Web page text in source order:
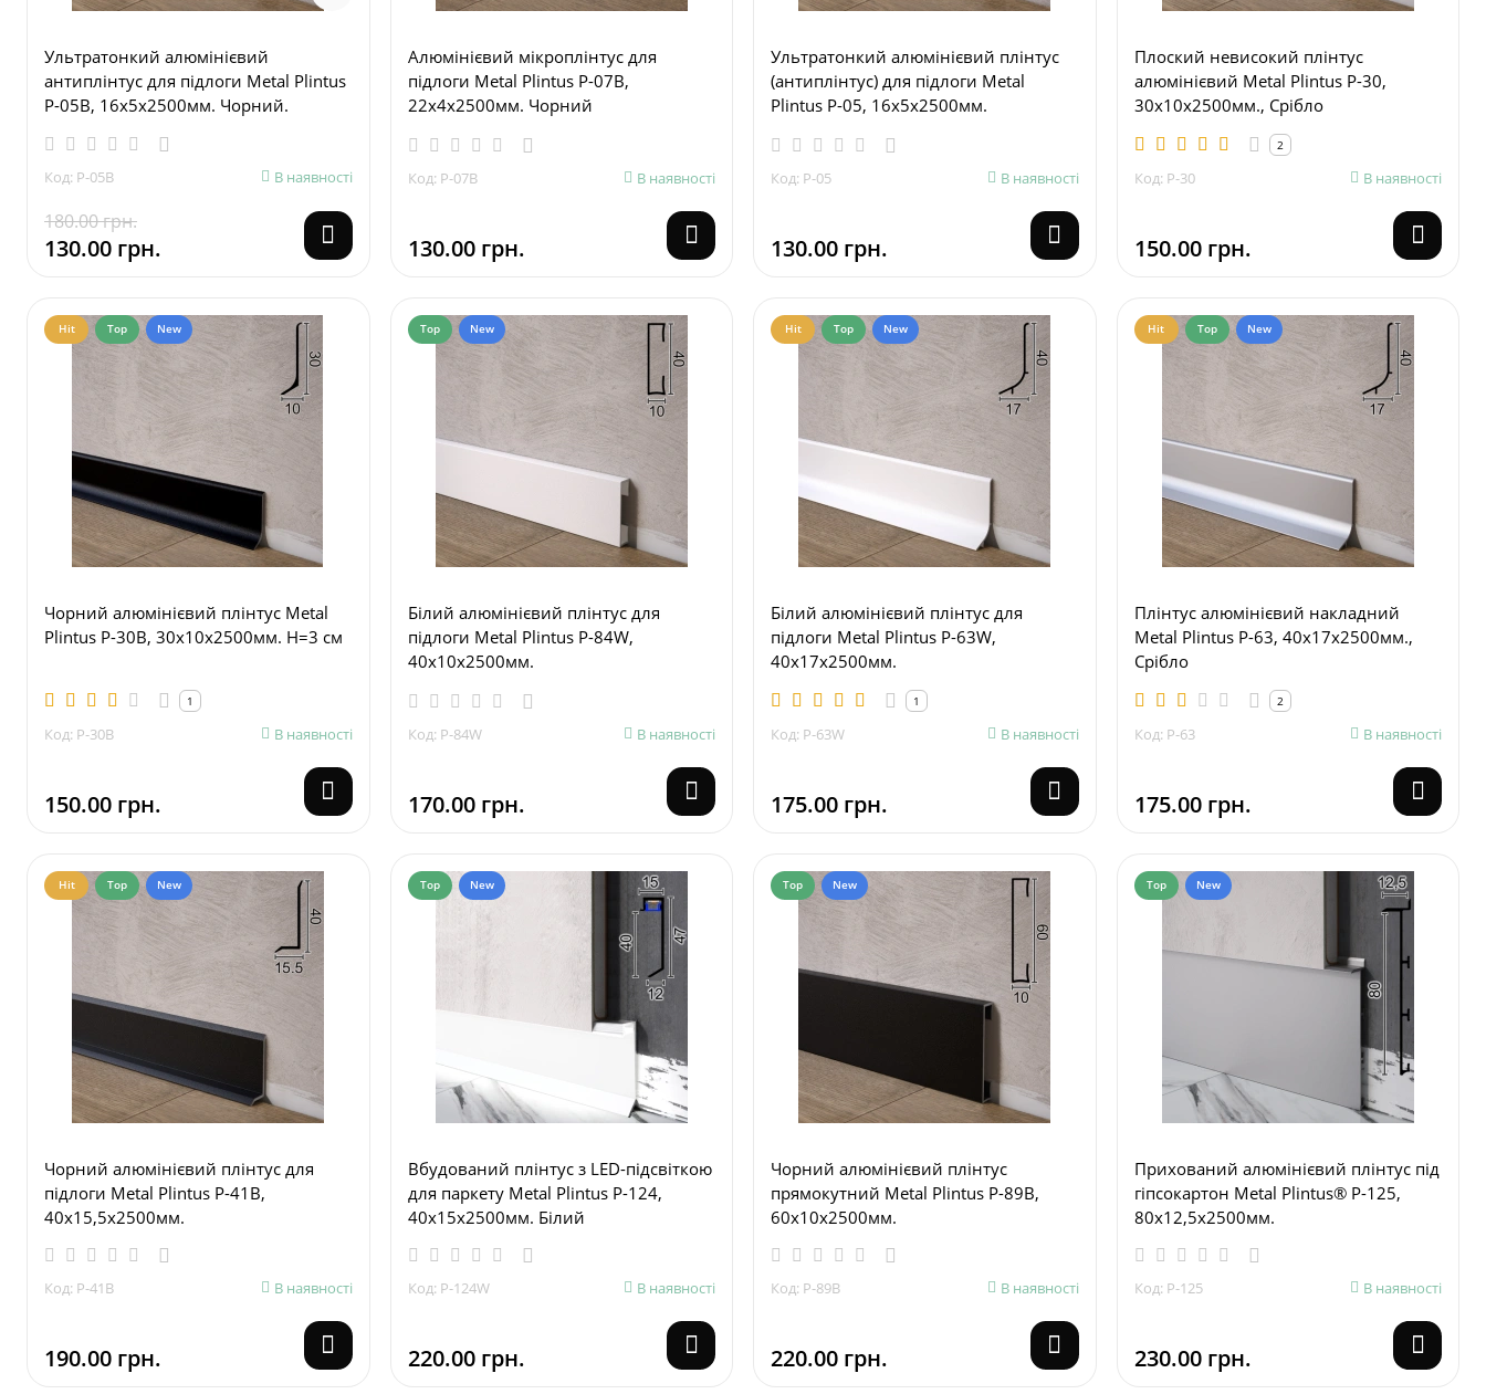
Ультратонкий алюмінієвий
антиплінтус для підлоги Metal Plintus
P-05B, 16х5х2500мм. Чорний.
Код: P-05B В наявності
180.00 грн.
130.00 грн.
Алюмінієвий мікроплінтус для
підлоги Metal Plintus P-07B,
22х4х2500мм. Чорний
Код: P-07B В наявності
130.00 грн.
Ультратонкий алюмінієвий плінтус
(антиплінтус) для підлоги Metal
Plintus P-05, 16х5х2500мм.
Код: P-05 В наявності
130.00 грн.
Плоский невисокий плінтус
алюмінієвий Metal Plintus P-30,
30х10х2500мм., Срібло
2
Код: P-30 В наявності
150.00 грн.
Hit Top New
Чорний алюмінієвий плінтус Metal
Plintus P-30B, 30х10х2500мм. H=3 см
1
Код: P-30B В наявності
150.00 грн.
Top New
Білий алюмінієвий плінтус для
підлоги Metal Plintus P-84W,
40х10х2500мм.
Код: P-84W В наявності
170.00 грн.
Hit Top New
Білий алюмінієвий плінтус для
підлоги Metal Plintus P-63W,
40х17х2500мм.
1
Код: P-63W В наявності
175.00 грн.
Hit Top New
Плінтус алюмінієвий накладний
Metal Plintus P-63, 40х17х2500мм.,
Срібло
2
Код: P-63 В наявності
175.00 грн.
Hit Top New
Чорний алюмінієвий плінтус для
підлоги Metal Plintus P-41B,
40х15,5х2500мм.
Код: P-41B В наявності
190.00 грн.
Top New
Вбудований плінтус з LED-підсвіткою
для паркету Metal Plintus Р-124,
40х15х2500мм. Білий
Код: P-124W В наявності
220.00 грн.
Top New
Чорний алюмінієвий плінтус
прямокутний Metal Plintus P-89B,
60х10х2500мм.
Код: P-89B В наявності
220.00 грн.
Top New
Прихований алюмінієвий плінтус під
гіпсокартон Metal Plintus® Р-125,
80х12,5х2500мм.
Код: Р-125 В наявності
230.00 грн.